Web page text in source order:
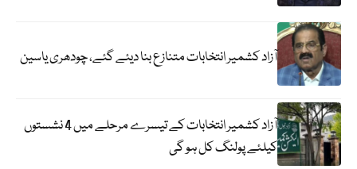
آزاد کشمیر انتخابات متنازع بنا دیئے گئے، چودھری یاسین
آزاد کشمیر انتخابات کے تیسرے مرحلے میں 4 نشستوں
کیلئے پولنگ کل ہو گی